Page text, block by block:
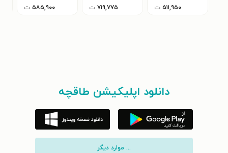
۵۱۱,۹۵۰ ت ۷۱۹,۷۷۵ ت ۵۸۵,۹۰۰ ت
دانلود اپلیکیشن طاقچه
... موارد دیگر